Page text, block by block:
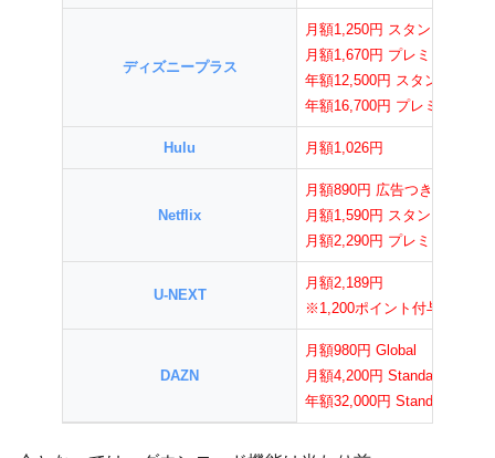
ディズニープラス
月額1,250円 スタンダード
月額1,670円 プレミアム
年額12,500円 スタンダード
年額16,700円 プレミアム
Hulu 月額1,026円
Netflix
月額890円 広告つき
月額1,590円 スタンダード
月額2,290円 プレミアム
U-NEXT
月額2,189円
※1,200ポイント付与
DAZN
月額980円 Global
月額4,200円 Standard
年額32,000円 Standard